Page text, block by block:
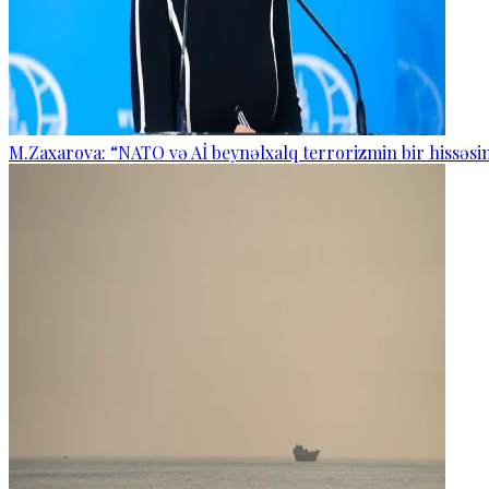
M.Zaxarova: “NATO və Aİ beynəlxalq terrorizmin bir